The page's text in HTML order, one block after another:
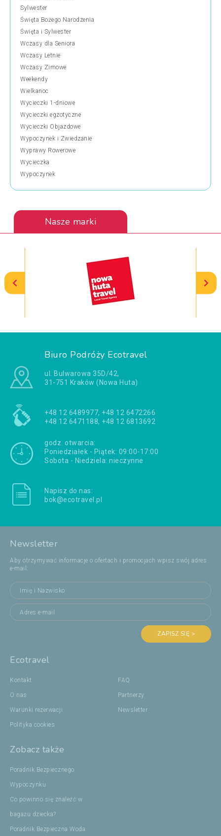
Sylwester
Święta Bożego Narodzenia
Święta i Sylwester
Wczasy dla Seniora
Wczasy Letnie
Wczasy Zimowe
Weekendy
Wielkanoc
Wycieczki 1-dniowe
Wycieczki egzotyczne
Wycieczki Objazdowe
Wypoczynek i Zwiedzanie
Wyprawy Rowerowe
Wycieczka
Wypoczynek
Nasze marki
Biuro Podróży Ecotravel
ul. Bulwarowa 35D/42,
31-751 Kraków (Nowa Huta)
+48 12 6489977, +48 12 6472266
+48 12 6471188, +48 12 6813692
godz. otwarcia:
Poniedziałek - Piątek: 09:00-17:00
Sobota - Niedziela: nieczynne
Napisz do nas:
bok@ecotravel.pl
Newsletter
Aby otrzymywać informacje o ofertach i promocjach wpisz swój adres
e-mail:
ZAPISZ SIĘ >
Ecotravel
Kontakt
O nas
Warunki rezerwacji
Polityka cookies
FAQ
Partnerzy
Newsletter
Zobacz także
Poradnik Bezpiecznego
Wypoczynku
Co powinno się znaleźć w
bagażu dziecka?
Poradnik Bezpieczna Woda